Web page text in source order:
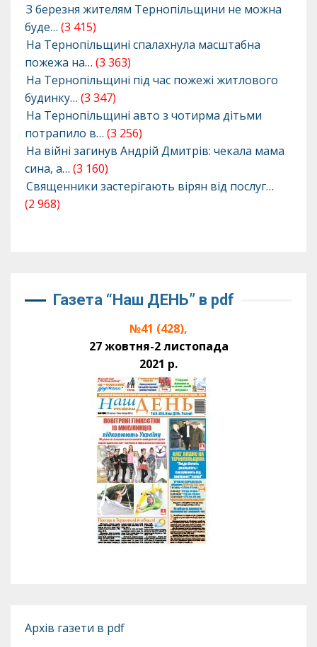
З березня жителям Тернопільщини не можна
буде… (3 415)
На Тернопільщині спалахнула масштабна
пожежа на… (3 363)
На Тернопільщині під час пожежі житлового
будинку… (3 347)
На Тернопільщині авто з чотирма дітьми
потрапило в… (3 256)
На війні загинув Андрій Дмитрів: чекала мама
сина, а… (3 160)
Священники застерігають вірян від послуг…
(2 968)
Газета “Наш ДЕНЬ” в pdf
№41 (428),
27 жовтня-2 листопада
2021 р.
Архів газети в pdf